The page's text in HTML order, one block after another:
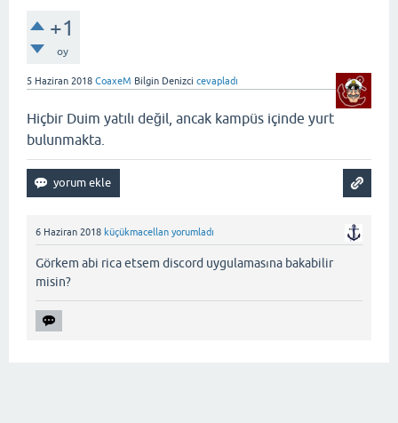
+1
oy
5 Haziran 2018 CoaxeM Bilgin Denizci cevapladı
Hiçbir Duim yatılı değil, ancak kampüs içinde yurt
bulunmakta.
6 Haziran 2018 küçükmacellan yorumladı
Görkem abi rica etsem discord uygulamasına bakabilir
misin?